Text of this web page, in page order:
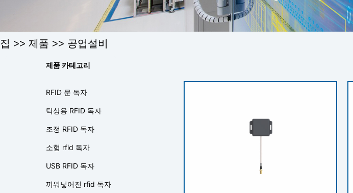
집 >> 제품 >> 공업설비
제품 카테고리
RFID 문 독자
탁상용 RFID 독자
조정 RFID 독자
소형 rfid 독자
USB RFID 독자
끼워넣어진 rfid 독자